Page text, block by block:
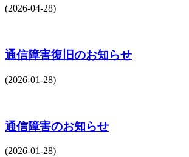
(2026-04-28)
通信障害復旧のお知らせ
(2026-01-28)
通信障害のお知らせ
(2026-01-28)